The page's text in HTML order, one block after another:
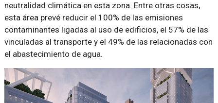
neutralidad climática en esta zona. Entre otras cosas,
esta área prevé reducir el 100% de las emisiones
contaminantes ligadas al uso de edificios, el 57% de las
vinculadas al transporte y el 49% de las relacionadas con
el abastecimiento de agua.